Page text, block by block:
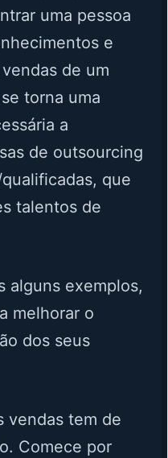
uma pessoa
e
de um
torna uma
a
de outsourcing
que
talentos de
alguns exemplos,
melhorar o
dos seus
vendas tem de
Comece por